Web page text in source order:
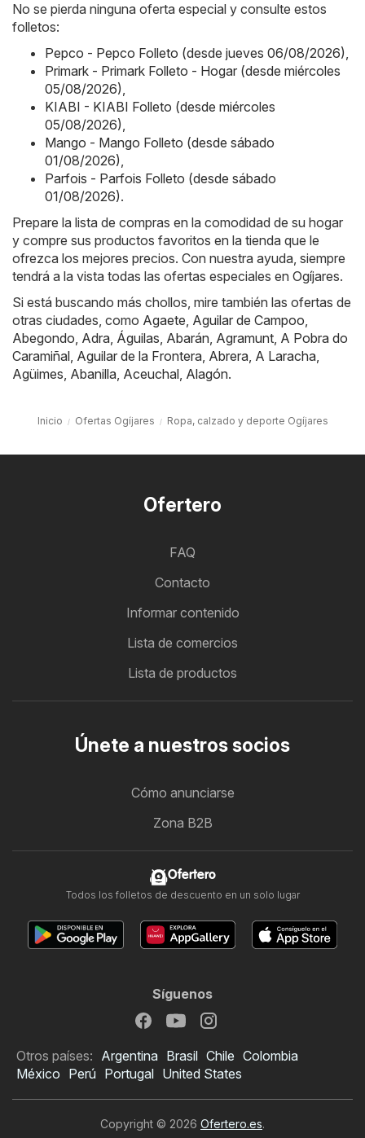
No se pierda ninguna oferta especial y consulte estos
folletos:
Pepco - Pepco Folleto (desde jueves 06/08/2026),
Primark - Primark Folleto - Hogar (desde miércoles
05/08/2026),
KIABI - KIABI Folleto (desde miércoles
05/08/2026),
Mango - Mango Folleto (desde sábado
01/08/2026),
Parfois - Parfois Folleto (desde sábado
01/08/2026).
Prepare la lista de compras en la comodidad de su hogar
y compre sus productos favoritos en la tienda que le
ofrezca los mejores precios. Con nuestra ayuda, siempre
tendrá a la vista todas las ofertas especiales en Ogíjares.
Si está buscando más chollos, mire también las ofertas de
otras ciudades, como Agaete, Aguilar de Campoo,
Abegondo, Adra, Águilas, Abarán, Agramunt, A Pobra do
Caramiñal, Aguilar de la Frontera, Abrera, A Laracha,
Agüimes, Abanilla, Aceuchal, Alagón.
Inicio Ofertas Ogíjares Ropa, calzado y deporte Ogíjares
Ofertero
FAQ
Contacto
Informar contenido
Lista de comercios
Lista de productos
Únete a nuestros socios
Cómo anunciarse
Zona B2B
Ofertero
Todos los folletos de descuento en un solo lugar
Síguenos
Otros países: Argentina Brasil Chile Colombia
México Perú Portugal United States
Copyright © 2026 Ofertero.es.